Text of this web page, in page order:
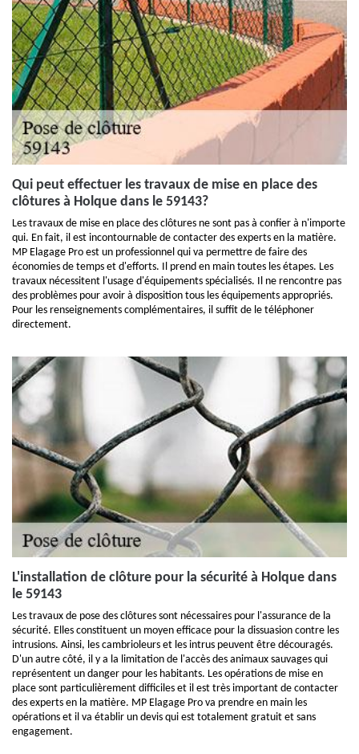
Qui peut effectuer les travaux de mise en place des
clôtures à Holque dans le 59143?
Les travaux de mise en place des clôtures ne sont pas à confier à n'importe
qui. En fait, il est incontournable de contacter des experts en la matière.
MP Elagage Pro est un professionnel qui va permettre de faire des
économies de temps et d'efforts. Il prend en main toutes les étapes. Les
travaux nécessitent l'usage d'équipements spécialisés. Il ne rencontre pas
des problèmes pour avoir à disposition tous les équipements appropriés.
Pour les renseignements complémentaires, il suffit de le téléphoner
directement.
L'installation de clôture pour la sécurité à Holque dans
le 59143
Les travaux de pose des clôtures sont nécessaires pour l'assurance de la
sécurité. Elles constituent un moyen efficace pour la dissuasion contre les
intrusions. Ainsi, les cambrioleurs et les intrus peuvent être découragés.
D'un autre côté, il y a la limitation de l'accès des animaux sauvages qui
représentent un danger pour les habitants. Les opérations de mise en
place sont particulièrement difficiles et il est très important de contacter
des experts en la matière. MP Elagage Pro va prendre en main les
opérations et il va établir un devis qui est totalement gratuit et sans
engagement.